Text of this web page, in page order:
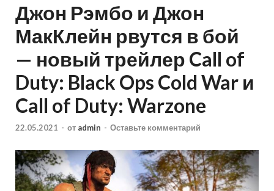
Джон Рэмбо и Джон
МакКлейн рвутся в бой
— новый трейлер Call of
Duty: Black Ops Cold War и
Call of Duty: Warzone
22.05.2021 - от admin - Оставьте комментарий